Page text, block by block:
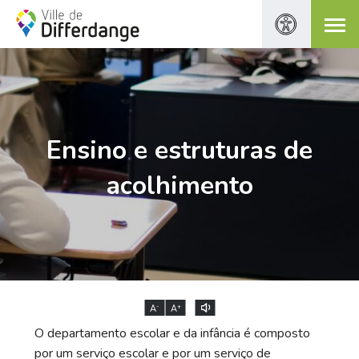
Ensino e estruturas de
acolhimento
A- A+
O departamento escolar e da infância é composto
por um serviço escolar e por um serviço de